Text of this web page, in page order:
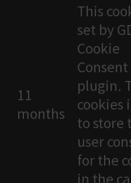
11
months
This
set by
Cookie
Consent
plugin.
cookies
to store
user
for the
in the